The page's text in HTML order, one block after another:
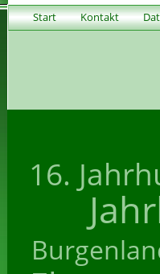
Start Kontakt
16.